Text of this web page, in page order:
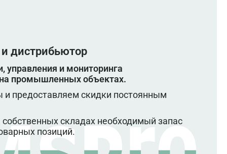
дистрибьютор
управления и мониторинга
на промышленных объектах.
предоставляем скидки постоянным
складах необходимый запас
позиций.